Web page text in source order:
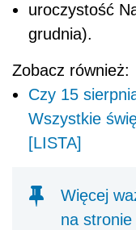
uroczystość
grudnia).
Zobacz również:
Czy 15
Wszystkie
[LISTA]
Więcej
na stronie